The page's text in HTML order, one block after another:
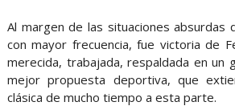
Al margen de las situaciones absurdas
con mayor frecuencia, fue victoria de
merecida, trabajada, respaldada en un
mejor propuesta deportiva, que
clásica de mucho tiempo a esta parte.